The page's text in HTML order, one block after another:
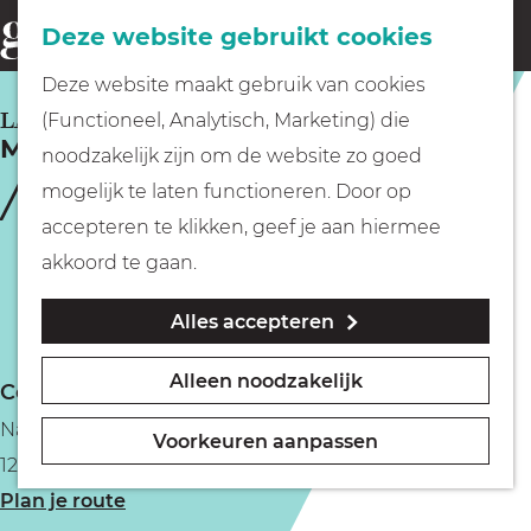
Deze website gebruikt cookies
Deze website maakt gebruik van cookies
(Functioneel, Analytisch, Marketing) die
noodzakelijk zijn om de website zo goed
mogelijk te laten functioneren. Door op
accepteren te klikken, geef je aan hiermee
akkoord te gaan.
Alles accepteren
Alleen noodzakelijk
Voorkeuren aanpassen
G
a
n
a
o
m
e
p
Fietsen
Wandelen
Geocachen
Naar het museum
o
e
k
e
n
MiniMarkt Store
LAREN
Contact
Naarderstraat 15a
1251 AX Laren
Plan je routen